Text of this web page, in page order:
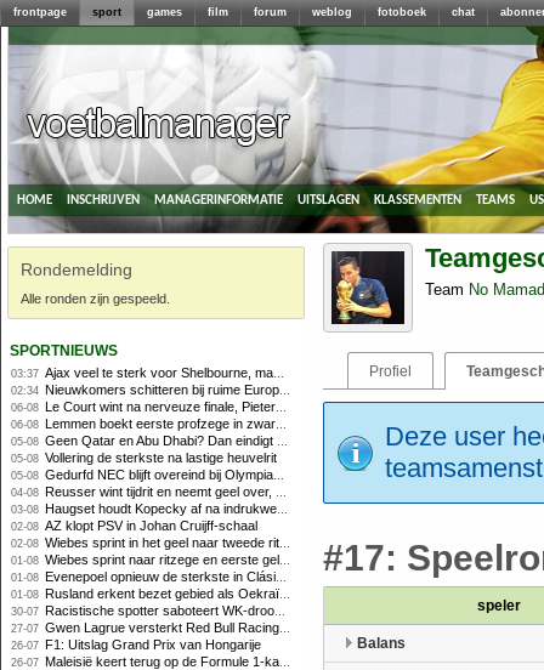
frontpage sport games film forum weblog fotoboek chat
home inschrijven managerinformatie uitslagen klassementen teams
Rondemelding
Alle ronden zijn gespeeld.
sportnieuws
03:37 Ajax veel te sterk voor Shelbourne, maar houdt schade beperkt
02:34 Nieuwkomers schitteren bij ruime Europese zege FC Twente
06-08 Le Court wint na nerveuze finale, Pieterse derde
06-08 Lemmen boekt eerste profzege in zware Ronde van Polen-rit
05-08 Geen Qatar en Abu Dhabi? Dan eindigt Formule 1-seizoen mogelijk in Europa
05-08 Vollering de sterkste na lastige heuvelrit
05-08 Gedurfd NEC blijft overeind bij Olympiakos
04-08 Reusser wint tijdrit en neemt geel over, Nooijen knap tweede
03-08 Haugset houdt Kopecky af na indrukwekkende solo van 86 kilometer
02-08 AZ klopt PSV in Johan Cruijff-schaal
02-08 Wiebes sprint in het geel naar tweede ritzege
01-08 Wiebes sprint naar ritzege en eerste gele trui in Tour Femmes
01-08 Evenepoel opnieuw de sterkste in Clásica San Sebastián
01-08 Rusland erkent bezet gebied als Oekraïens voor opheffing IOC-schorsing
30-07 Racistische spotter saboteert WK-droom van powerliftster
27-07 Gwen Lagrue versterkt Red Bull Racing vanaf 2027
26-07 F1: Uitslag Grand Prix van Hongarije
26-07 Maleisië keert terug op de Formule 1-kalender in 2026
Team No
Profiel
Deze user
#17:
speler
Balans